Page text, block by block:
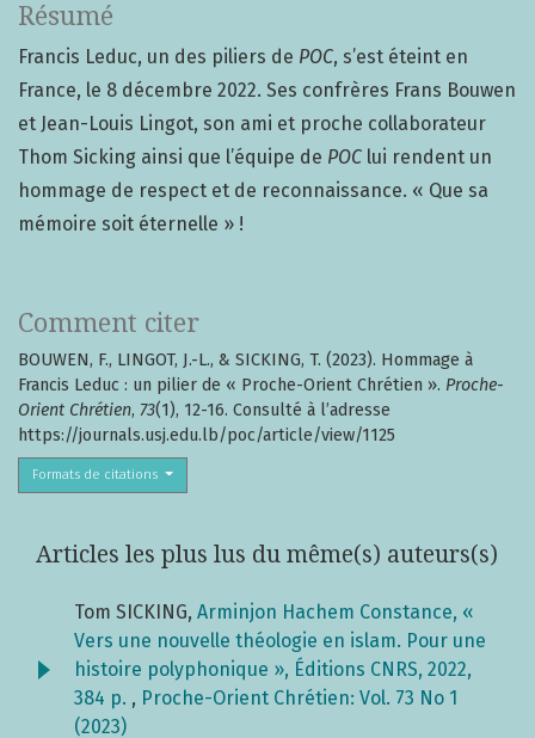
Comment citer
BOUWEN, F., LINGOT, J.-L., & SICKING, T. (2023). Hommage à
Francis Leduc : un pilier de « Proche-Orient Chrétien ». Proche-
Orient Chrétien, 73(1), 12-16. Consulté à l’adresse
https://journals.usj.edu.lb/poc/article/view/1125
Formats de citations
Résumé
Francis Leduc, un des piliers de POC, s’est éteint en
France, le 8 décembre 2022. Ses confrères Frans Bouwen
et Jean-Louis Lingot, son ami et proche collaborateur
Thom Sicking ainsi que l’équipe de POC lui rendent un
hommage de respect et de reconnaissance. « Que sa
mémoire soit éternelle » !
Articles les plus lus du même(s) auteurs(s)
Tom SICKING, Arminjon Hachem Constance, «
Vers une nouvelle théologie en islam. Pour une
histoire polyphonique », Éditions CNRS, 2022,
384 p. , Proche-Orient Chrétien: Vol. 73 No 1
(2023)